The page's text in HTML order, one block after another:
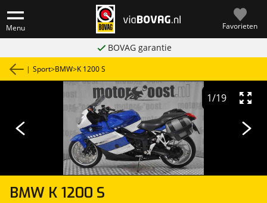
Menu Favorieten
BOVAG garantie
| Sport>BMW>K 1200 S
BMW K 1200 S
1/19